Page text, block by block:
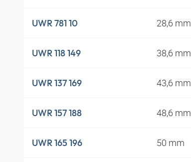
UWR 781 10 28,6 mm
UWR 118 149 38,6 mm
UWR 137 169 43,6 mm
UWR 157 188 48,6 mm
UWR 165 196 50 mm